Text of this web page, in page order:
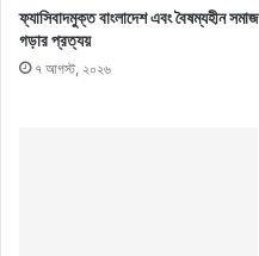
ফ্যাসিবাদমুক্ত বাংলাদেশ এবং বৈষম্যহীন সমাজ
গড়ার প্রত্যয়
৭ আগস্ট, ২০২৬